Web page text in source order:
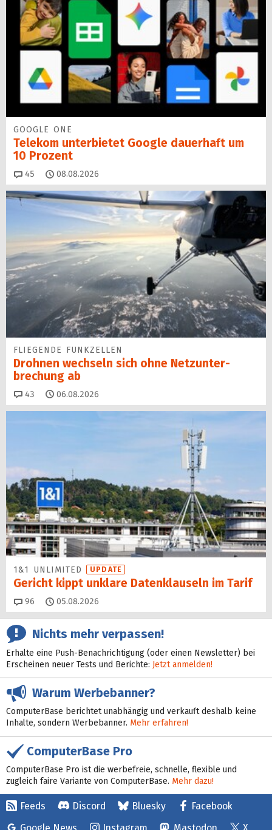
GOOGLE ONE
Telekom unterbietet Google dauerhaft um
10 Prozent
45 Kommentare
08.08.2026
FLIEGENDE FUNKZELLEN
Drohnen wechseln sich ohne Netz­unter­
brechung ab
43 Kommentare
06.08.2026
1&1 UNLIMITED UPDATE
Gericht kippt unklare Datenklauseln im Tarif
96 Kommentare
05.08.2026
Nichts mehr verpassen!
Erhalte eine Push-Benachrichtigung (oder einen Newsletter) bei
Erscheinen neuer Tests und Berichte: Jetzt anmelden!
Warum Werbebanner?
ComputerBase berichtet unabhängig und verkauft deshalb keine
Inhalte, sondern Werbebanner. Mehr erfahren!
ComputerBase Pro
ComputerBase Pro ist die werbefreie, schnelle, flexible und
zugleich faire Variante von ComputerBase. Mehr dazu!
Feeds Discord Bluesky
Facebook